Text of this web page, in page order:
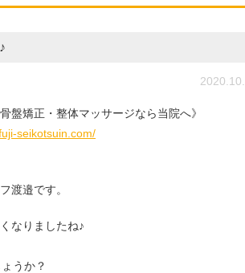
盤矯正・整体マッサージなら当院へ》
seikotsuin.com/
渡邉です。
なりましたね♪
うか？